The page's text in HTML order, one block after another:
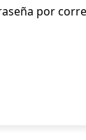
por